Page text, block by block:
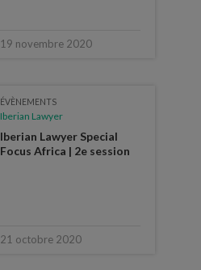
19 novembre 2020
ÉVÈNEMENTS
Iberian Lawyer
Iberian Lawyer Special
Focus Africa | 2e session
21 octobre 2020